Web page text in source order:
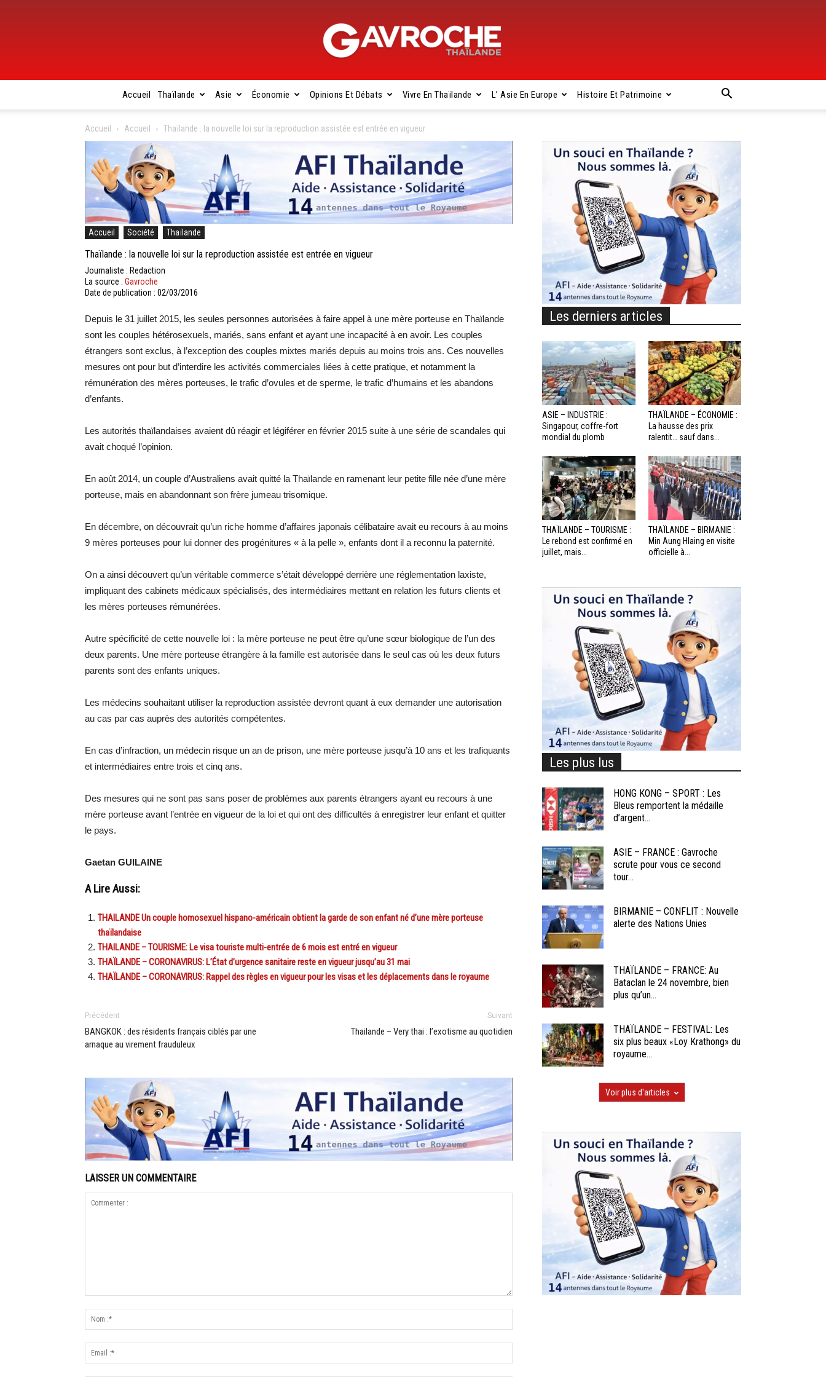
Gavroche
Thaïlande
Accueil Thaïlande Asie Économie Opinions Et Débats Vivre En Thaïlande L’ Asie En Europe Histoire Et Patrimoine
Accueil Accueil Thaïlande : la nouvelle loi sur la reproduction assistée est entrée en vigueur
Accueil Société Thaïlande
Thaïlande : la nouvelle loi sur la reproduction assistée est entrée en vigueur
Journaliste : Redaction
La source : Gavroche
Date de publication : 02/03/2016
Depuis le 31 juillet 2015, les seules personnes autorisées à faire appel à une mère porteuse en Thaïlande
sont les couples hétérosexuels, mariés, sans enfant et ayant une incapacité à en avoir. Les couples
étrangers sont exclus, à l’exception des couples mixtes mariés depuis au moins trois ans. Ces nouvelles
mesures ont pour but d’interdire les activités commerciales liées à cette pratique, et notamment la
rémunération des mères porteuses, le trafic d’ovules et de sperme, le trafic d’humains et les abandons
d’enfants.
Les autorités thaïlandaises avaient dû réagir et légiférer en février 2015 suite à une série de scandales qui
avait choqué l’opinion.
En août 2014, un couple d’Australiens avait quitté la Thaïlande en ramenant leur petite fille née d’une mère
porteuse, mais en abandonnant son frère jumeau trisomique.
En décembre, on découvrait qu’un riche homme d’affaires japonais célibataire avait eu recours à au moins
9 mères porteuses pour lui donner des progénitures « à la pelle », enfants dont il a reconnu la paternité.
On a ainsi découvert qu’un véritable commerce s’était développé derrière une réglementation laxiste,
impliquant des cabinets médicaux spécialisés, des intermédiaires mettant en relation les futurs clients et
les mères porteuses rémunérées.
Autre spécificité de cette nouvelle loi : la mère porteuse ne peut être qu’une sœur biologique de l’un des
deux parents. Une mère porteuse étrangère à la famille est autorisée dans le seul cas où les deux futurs
parents sont des enfants uniques.
Les médecins souhaitant utiliser la reproduction assistée devront quant à eux demander une autorisation
au cas par cas auprès des autorités compétentes.
En cas d’infraction, un médecin risque un an de prison, une mère porteuse jusqu’à 10 ans et les trafiquants
et intermédiaires entre trois et cinq ans.
Des mesures qui ne sont pas sans poser de problèmes aux parents étrangers ayant eu recours à une
mère porteuse avant l’entrée en vigueur de la loi et qui ont des difficultés à enregistrer leur enfant et quitter
le pays.
Gaetan GUILAINE
A Lire Aussi:
THAILANDE Un couple homosexuel hispano-américain obtient la garde de son enfant né d’une mère porteuse
thaïlandaise
THAILANDE – TOURISME: Le visa touriste multi-entrée de 6 mois est entré en vigueur
THAÏLANDE – CORONAVIRUS: L’État d’urgence sanitaire reste en vigueur jusqu’au 31 mai
THAÏLANDE – CORONAVIRUS: Rappel des règles en vigueur pour les visas et les déplacements dans le royaume
Précédent
BANGKOK : des résidents français ciblés par une
arnaque au virement frauduleux
Suivant
Thailande – Very thai : l’exotisme au quotidien
LAISSER UN COMMENTAIRE
Les derniers articles
ASIE – INDUSTRIE :
Singapour, coffre-fort
mondial du plomb
THAÏLANDE – ÉCONOMIE :
La hausse des prix
ralentit… sauf dans...
THAÏLANDE – TOURISME :
Le rebond est confirmé en
juillet, mais...
THAÏLANDE – BIRMANIE :
Min Aung Hlaing en visite
officielle à...
Les plus lus
HONG KONG – SPORT : Les
Bleus remportent la médaille
d’argent...
ASIE – FRANCE : Gavroche
scrute pour vous ce second
tour...
BIRMANIE – CONFLIT : Nouvelle
alerte des Nations Unies
THAÏLANDE – FRANCE: Au
Bataclan le 24 novembre, bien
plus qu’un...
THAÏLANDE – FESTIVAL: Les
six plus beaux «Loy Krathong» du
royaume...
Voir plus d'articles